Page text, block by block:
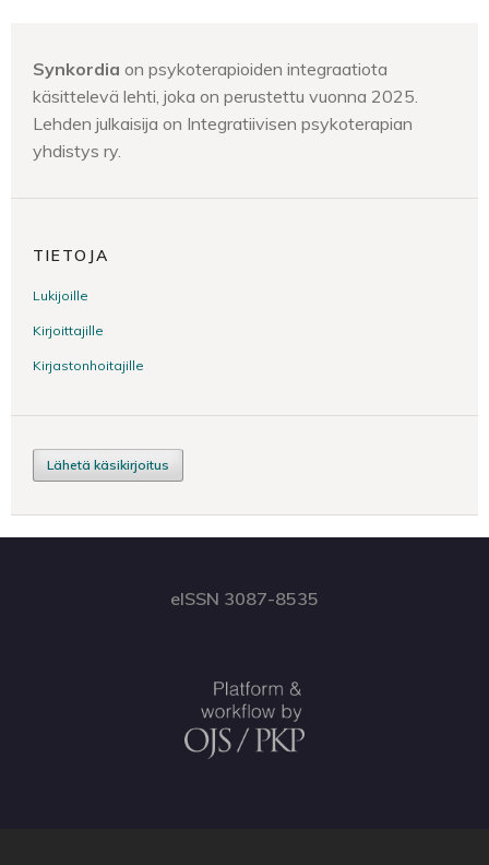
Synkordia on psykoterapioiden integraatiota
käsittelevä lehti, joka on perustettu vuonna 2025.
Lehden julkaisija on Integratiivisen psykoterapian
yhdistys ry.
TIETOJA
Lukijoille
Kirjoittajille
Kirjastonhoitajille
Lähetä käsikirjoitus
eISSN 3087-8535